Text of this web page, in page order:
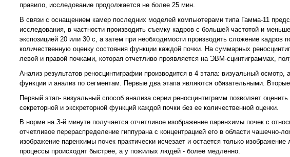
правило, исследование продолжается не более 25 мин.
В связи с оснащением камер последних моделей компьютерами типа Гамма-11
исследования, в частности производить съемку кадров с большей частотой и
экспозицией 20 или 30 с, а затем при необходимости производить сложение кадров
количественную оценку состояния функции каждой почки. На суммарных
левой и правой почками, которая отчетливо проявляется на ЭВМ-сцинтиграммах,
Анализ результатов реносцинтиграфии производится в 4 этапа: визуальный осмотр,
функции и анализ по сегментам. Первые два этапа являются обязательными.
Первый этап- визуальный способ анализа серии реносцинтиграмм позволяет
секреторной и экскреторной функций каждой почки без ее количественной оценки.
В норме на З-й минуте получается отчетливое изображение паренхимы почек с
отчетливое перераспределение гиппурана с концентрацией его в области чашечно-
изображение паренхимы почек практически исчезает и остается только
процессы происходят быстрее, а у пожилых людей - более медленно.